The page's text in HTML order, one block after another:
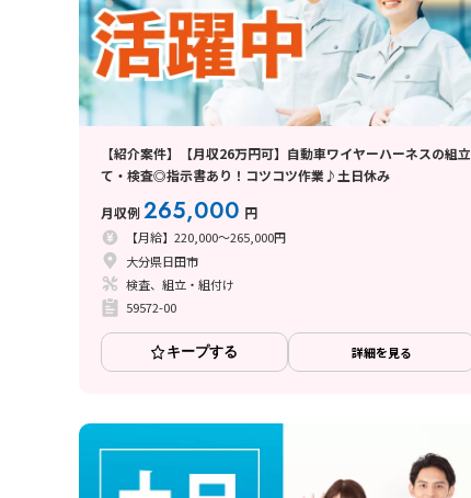
【紹介案件】【月収26万円可】自動車ワイヤーハーネスの組立
て・検査◎指示書あり！コツコツ作業♪土日休み
月収例265,000 円
【月給】220,000～265,000円
大分県日田市
検査、組立・組付け
59572-00
キープする 詳細を見る